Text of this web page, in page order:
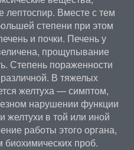
Вместе с тем
степени при этом
и почки. Печень у
прощупывание
Степень пораженности
В тяжелых
желтуха — симптом,
нарушении функции
желтухи в той или иной
работы этого органа,
биохимических проб.